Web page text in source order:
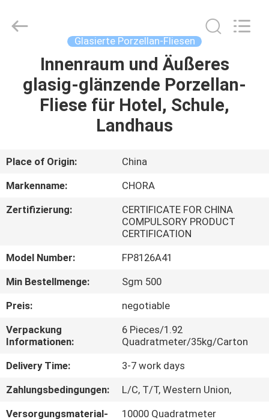
HAUSE
VIDEOS
UNS
WERKSBESICHTIGUNG
QUALITÄTSKONTROLLE
KONTAKT
UNS
BITTE UM
CERAMICS
CO.,LTD..
Glasierte Porzellan-Fliesen
Innenraum und Äußeres
glasig-glänzende Porzellan-
Fliese für Hotel, Schule,
Landhaus
Place of Origin:
China
Markenname:
CHORA
Zertifizierung:
CERTIFICATE FOR CHINA
COMPULSORY PRODUCT
CERTIFICATION
Model Number:
FP8126A41
Min Bestellmenge:
Sgm 500
Preis:
negotiable
Verpackung
Informationen:
6 Pieces/1.92
Quadratmeter/35kg/Carton
Delivery Time:
3-7 work days
Zahlungsbedingungen:
L/C, T/T, Western Union,
Versorgungsmaterial-
10000 Quadratmeter